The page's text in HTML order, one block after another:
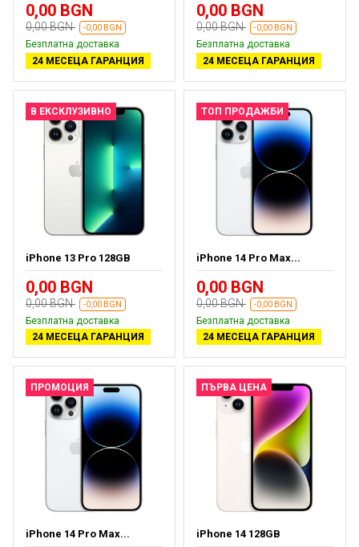
0,00 BGN
0,00 BGN -0,00 BGN
Безплатна доставка
24 МЕСЕЦА ГАРАНЦИЯ
0,00 BGN
0,00 BGN -0,00 BGN
Безплатна доставка
24 МЕСЕЦА ГАРАНЦИЯ
В ЕКСКЛУЗИВНО
iPhone 13 Pro 128GB
0,00 BGN
0,00 BGN -0,00 BGN
Безплатна доставка
24 МЕСЕЦА ГАРАНЦИЯ
ТОП ПРОДАЖБИ
iPhone 14 Pro Max...
0,00 BGN
0,00 BGN -0,00 BGN
Безплатна доставка
24 МЕСЕЦА ГАРАНЦИЯ
ПРОМОЦИЯ
iPhone 14 Pro Max...
ПЪРВА ЦЕНА
iPhone 14 128GB